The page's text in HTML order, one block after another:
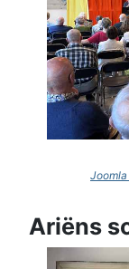
Ariëns